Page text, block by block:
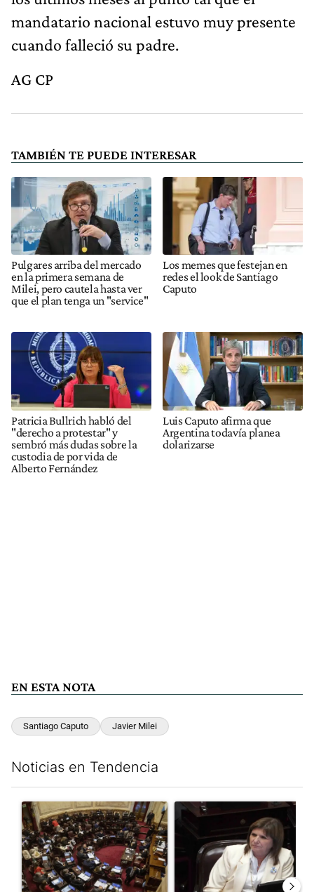
mandatario nacional estuvo muy presente
cuando falleció su padre.
AG CP
TAMBIÉN TE PUEDE INTERESAR
Pulgares arriba del mercado
en la primera semana de
Milei, pero cautela hasta ver
que el plan tenga un "service"
Los memes que festejan en
redes el look de Santiago
Caputo
Patricia Bullrich habló del
"derecho a protestar" y
sembró más dudas sobre la
custodia de por vida de
Alberto Fernández
Luis Caputo afirma que
Argentina todavía planea
dolarizarse
EN ESTA NOTA
Santiago Caputo Javier Milei
Noticias en Tendencia
Un artículo de tendencia con el título "El Senado dio media
Un artículo de tendencia